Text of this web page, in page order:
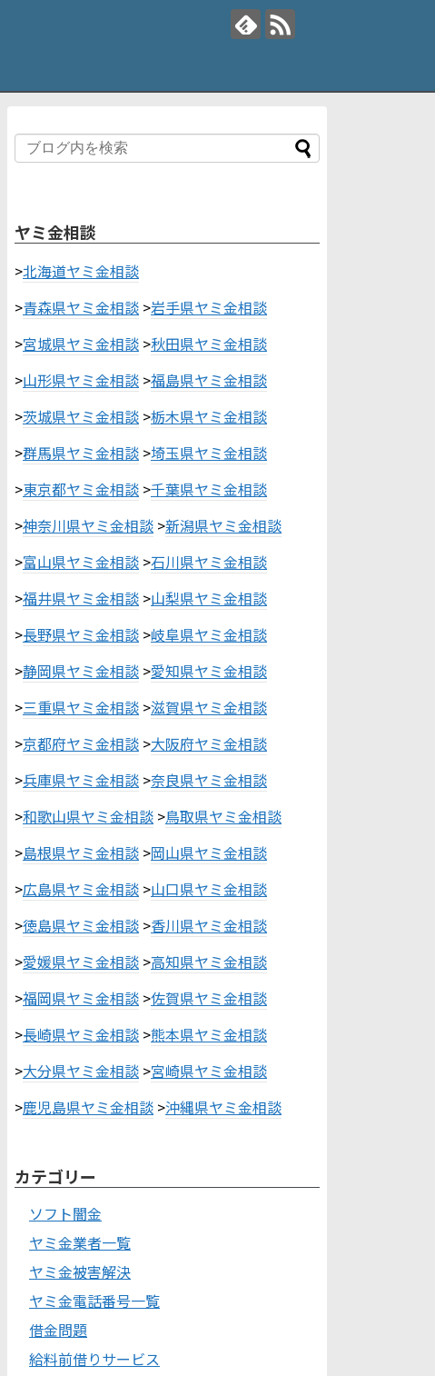
ヤミ金相談
>北海道ヤミ金相談
>青森県ヤミ金相談 >岩手県ヤミ金相談
>宮城県ヤミ金相談 >秋田県ヤミ金相談
>山形県ヤミ金相談 >福島県ヤミ金相談
>茨城県ヤミ金相談 >栃木県ヤミ金相談
>群馬県ヤミ金相談 >埼玉県ヤミ金相談
>東京都ヤミ金相談 >千葉県ヤミ金相談
>神奈川県ヤミ金相談 >新潟県ヤミ金相談
>富山県ヤミ金相談 >石川県ヤミ金相談
>福井県ヤミ金相談 >山梨県ヤミ金相談
>長野県ヤミ金相談 >岐阜県ヤミ金相談
>静岡県ヤミ金相談 >愛知県ヤミ金相談
>三重県ヤミ金相談 >滋賀県ヤミ金相談
>京都府ヤミ金相談 >大阪府ヤミ金相談
>兵庫県ヤミ金相談 >奈良県ヤミ金相談
>和歌山県ヤミ金相談 >鳥取県ヤミ金相談
>島根県ヤミ金相談 >岡山県ヤミ金相談
>広島県ヤミ金相談 >山口県ヤミ金相談
>徳島県ヤミ金相談 >香川県ヤミ金相談
>愛媛県ヤミ金相談 >高知県ヤミ金相談
>福岡県ヤミ金相談 >佐賀県ヤミ金相談
>長崎県ヤミ金相談 >熊本県ヤミ金相談
>大分県ヤミ金相談 >宮崎県ヤミ金相談
>鹿児島県ヤミ金相談 >沖縄県ヤミ金相談
カテゴリー
ソフト闇金
ヤミ金業者一覧
ヤミ金被害解決
ヤミ金電話番号一覧
借金問題
給料前借りサービス